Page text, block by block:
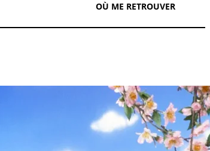
OÙ ME RETROUVER